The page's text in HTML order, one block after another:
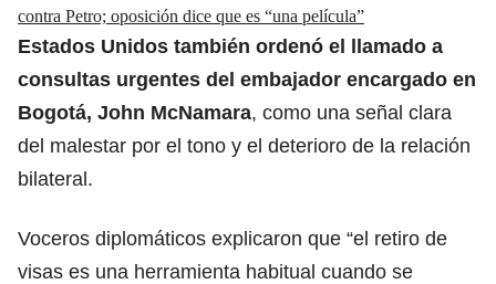
contra Petro; oposición dice que es “una película”
Estados Unidos también ordenó el llamado a
consultas urgentes del embajador encargado en
Bogotá, John McNamara, como una señal clara
del malestar por el tono y el deterioro de la relación
bilateral.
Voceros diplomáticos explicaron que “el retiro de
visas es una herramienta habitual cuando se